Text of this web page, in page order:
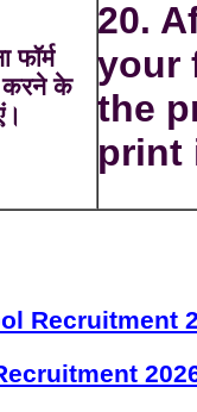
फॉर्म
करने के
20.
your
the
print
Recruitment